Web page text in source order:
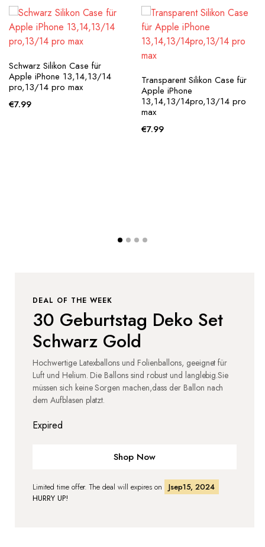
Schwarz Silikon Case für
Apple iPhone 13,14,13/14
pro,13/14 pro max
€7.99
Transparent Silikon Case für
Apple iPhone
13,14,13/14pro,13/14 pro
max
€7.99
DEAL OF THE WEEK
30 Geburtstag Deko Set
Schwarz Gold
Hochwertige Latexballons und Folienballons, geeignet für
Luft und Helium. Die Ballons sind robust und langlebig.Sie
müssen sich keine Sorgen machen,dass der Ballon nach
dem Aufblasen platzt.
Expired
Shop Now
Limited time offer. The deal will expires on
Jsep15, 2024
HURRY UP!